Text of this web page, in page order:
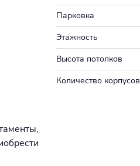
Парковка
Этажность
Высота потолков
Количество корпусов